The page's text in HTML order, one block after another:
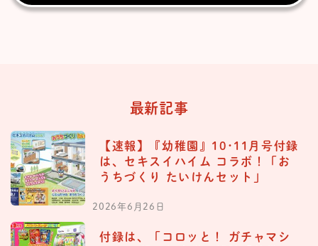
最新記事
【速報】『幼稚園』10･11月号付録
は、セキスイハイム コラボ！「お
うちづくり たいけんセット」
2026年6月26日
付録は、「コロッと！ ガチャマシ